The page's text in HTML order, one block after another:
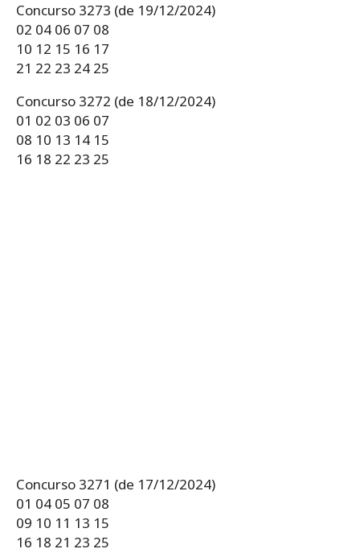
Concurso 3273 (de 19/12/2024)
02 04 06 07 08
10 12 15 16 17
21 22 23 24 25
Concurso 3272 (de 18/12/2024)
01 02 03 06 07
08 10 13 14 15
16 18 22 23 25
Concurso 3271 (de 17/12/2024)
01 04 05 07 08
09 10 11 13 15
16 18 21 23 25